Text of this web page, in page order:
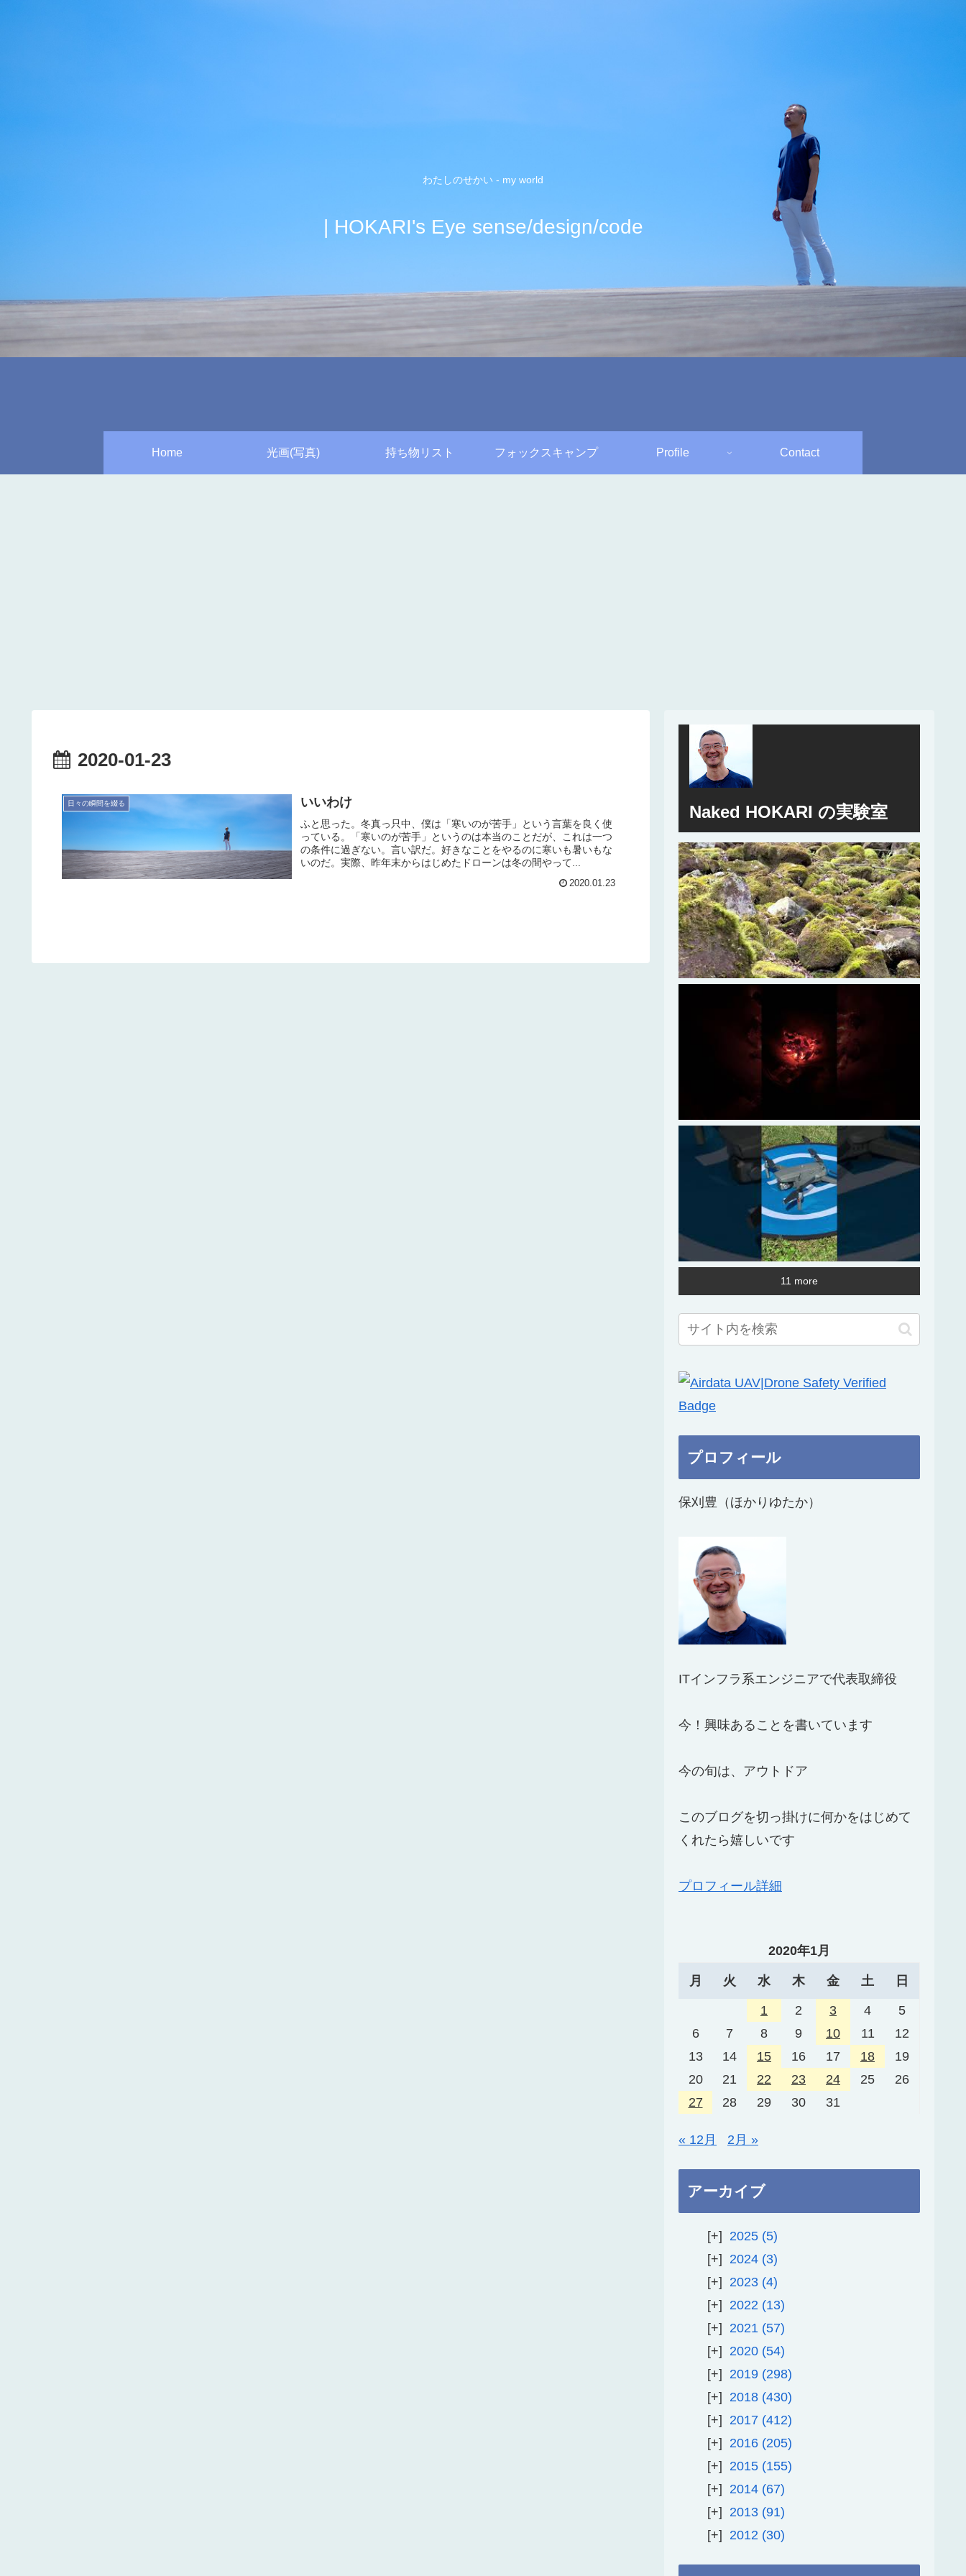
わたしのせかい - my world
| HOKARI's Eye sense/design/code
Home 光画(写真) 持ち物リスト フォックスキャンプ Profile Contact
2020-01-23
日々の瞬間を綴る いいわけ
ふと思った。冬真っ只中、僕は「寒いのが苦手」という言葉を良く使
っている。「寒いのが苦手」というのは本当のことだが、これは一つ
の条件に過ぎない。言い訳だ。好きなことをやるのに寒いも暑いもな
いのだ。実際、昨年末からはじめたドローンは冬の間やって...
2020.01.23
Naked HOKARI の実験室
11 more
プロフィール
保刈豊（ほかりゆたか）
ITインフラ系エンジニアで代表取締役
今！興味あることを書いています
今の旬は、アウトドア
このブログを切っ掛けに何かをはじめて
くれたら嬉しいです
プロフィール詳細
2020年1月
月 火 水 木 金 土 日
1 2 3 4
5
6
7 8 9 10 11
12
13
14 15 16 17 18
19
20
21 22 23 24 25
26
27
28 29 30 31
« 12月 2月 »
アーカイブ
2025 5
2024 3
2023 4
2022
13
2021
57
2020 54
2019 298
2018 430
2017 412
2016 205
2015 155
2014 67
2013 91
2012
30